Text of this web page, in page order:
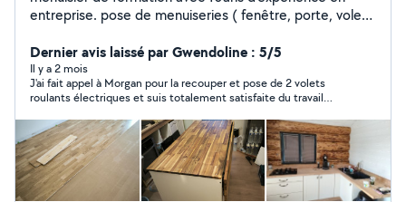
entreprise. pose de menuiseries ( fenêtre, porte, volet
mesure plan de travail, meuble de cuisine, dressing... A
l'écoute des besoins de chacun pour apporter la
satisfaction.
Dernier avis laissé par Gwendoline : 5/5
Il y a 2 mois
J'ai fait appel à Morgan pour la recouper et pose de 2 volets
roulants électriques et suis totalement satisfaite du travail
recommande les yeux fermés !